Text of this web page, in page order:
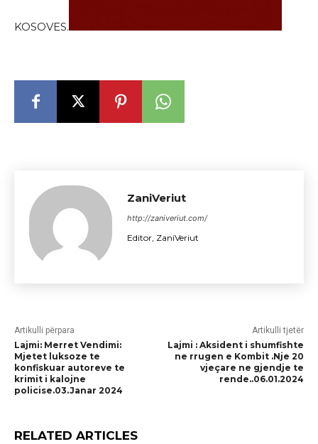
KOSOVES.
ZaniVeriut
http://zaniveriut.com/
Editor, ZaniVeriut
Artikulli përpara
Lajmi: Merret Vendimi:
Mjetet luksoze te
konfiskuar autoreve te
krimit i kalojne
policise.03.Janar 2024
Artikulli tjetër
Lajmi : Aksident i shumfishte
ne rrugen e Kombit .Nje 20
vjeçare ne gjendje te
rende..06.01.2024
RELATED ARTICLES